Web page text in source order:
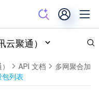
聚通）
API 文档
多网聚合加
列表